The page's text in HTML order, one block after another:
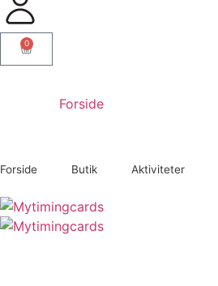
0
Forside
Forside Butik Aktiviteter